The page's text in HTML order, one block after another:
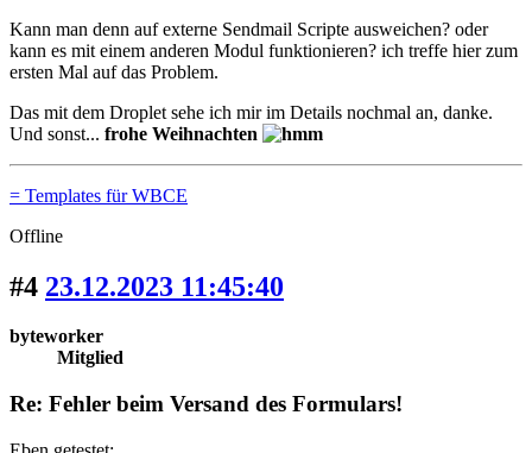
Kann man denn auf externe Sendmail Scripte ausweichen? oder
kann es mit einem anderen Modul funktionieren? ich treffe hier zum
ersten Mal auf das Problem.
Das mit dem Droplet sehe ich mir im Details nochmal an, danke.
Und sonst... frohe Weihnachten
= Templates für WBCE
Offline
#4 23.12.2023 11:45:40
byteworker
Mitglied
Re: Fehler beim Versand des Formulars!